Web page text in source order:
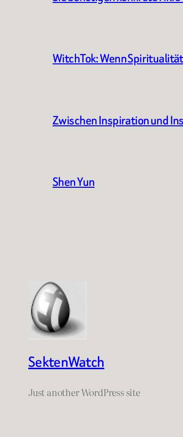
WitchTok: Wenn
Zwischen Inspiration und
Shen Yun
SektenWatch
Just another WordPress site